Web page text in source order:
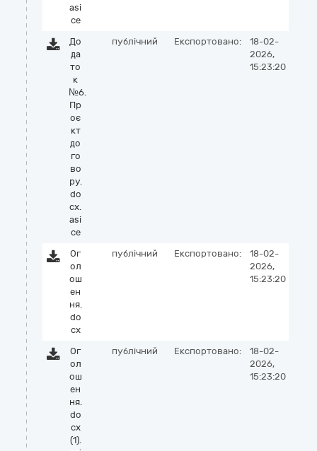
asi
ce
До
да
то
к
№6.
Пр
оє
кт
до
го
во
ру.
do
cx.
asi
ce
публічний Експортовано:
18-02-
2026,
15:23:20
Ог
ол
ош
ен
ня.
do
cx
публічний Експортовано:
18-02-
2026,
15:23:20
Ог
ол
ош
ен
ня.
do
cx
(1).
публічний Експортовано:
18-02-
2026,
15:23:20